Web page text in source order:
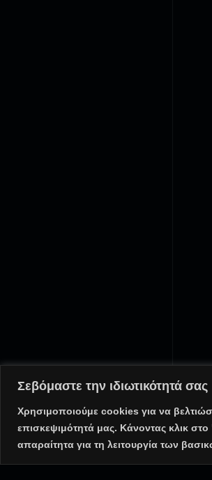
Σεβόμαστε την ιδιωτικότητά σας
Χρησιμοποιούμε cookies για να
επισκεψιμότητά μας. Κάνοντας κλικ
απαραίτητα για τη λειτουργία των